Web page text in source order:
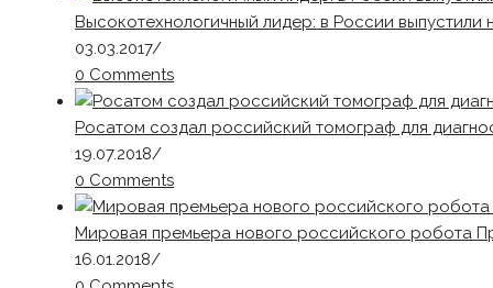
Высокотехнологичный лидер: в России
03.03.2017/
0 Comments
Росатом создал российский томограф для
19.07.2018/
0 Comments
Мировая премьера нового российского робота
16.01.2018/